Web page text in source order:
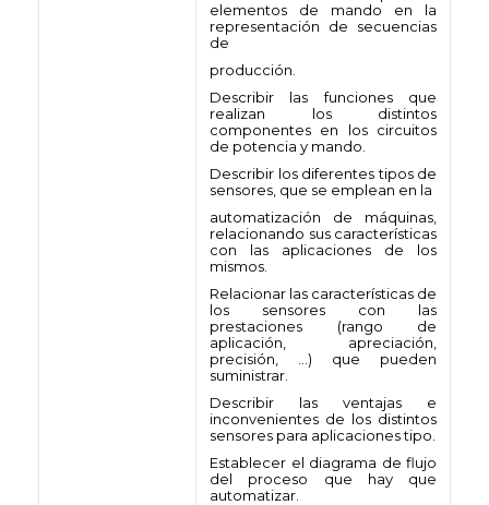
elementos de mando en la
representación de secuencias
de
producción.
Describir las funciones que
realizan los distintos
componentes en los circuitos
de potencia y mando.
Describir los diferentes tipos de
sensores, que se emplean en la
automatización de máquinas,
relacionando sus características
con las aplicaciones de los
mismos.
Relacionar las características de
los sensores con las
prestaciones (rango de
aplicación, apreciación,
precisión, …) que pueden
suministrar.
Describir las ventajas e
inconvenientes de los distintos
sensores para aplicaciones tipo.
Establecer el diagrama de flujo
del proceso que hay que
automatizar.